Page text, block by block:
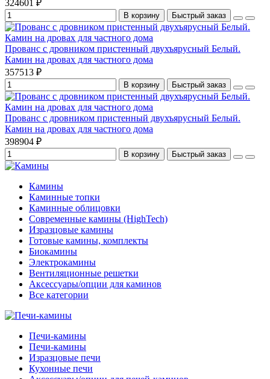
324601 ₽
В корзину Быстрый заказ
Прованс с дровником пристенный двухъярусный Белый.
Камин на дровах для частного дома
357513 ₽
В корзину Быстрый заказ
Прованс с дровником пристенный двухъярусный Белый.
Камин на дровах для частного дома
398904 ₽
В корзину Быстрый заказ
Камины
Каминные топки
Каминные облицовки
Современные камины (HighTech)
Изразцовые камины
Готовые камины, комплекты
Биокамины
Электрокамины
Вентиляционные решетки
Аксессуары/опции для каминов
Все категории
Печи-камины
Печи-камины
Изразцовые печи
Кухонные печи